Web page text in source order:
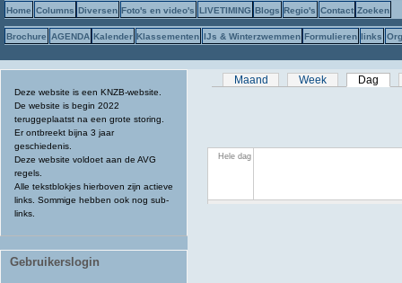
Home Columns Diversen Foto's en video's LIVETIMING Blogs Regio's Contact Zoeken
Brochure AGENDA Kalender Klassementen IJs & Winterzwemmen Formulieren links
Deze website is een KNZB-website.
De website is begin 2022
teruggeplaatst na een grote storing.
Er ontbreekt bijna 3 jaar
geschiedenis.
Deze website voldoet aan de AVG
regels.
Alle tekstblokjes hierboven zijn actieve
links. Sommige hebben ook nog sub-
links.
Gebruikerslogin
Primaire tabs
Maand Week Dag
Hele dag